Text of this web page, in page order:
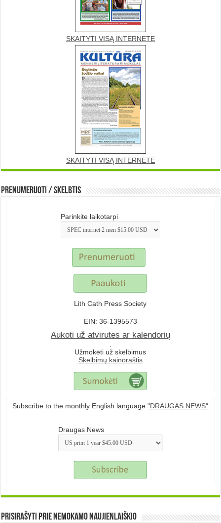
SKAITYTI VISĄ INTERNETE
SKAITYTI VISĄ INTERNETE
Prenumeruoti / Skelbtis
Parinkite laikotarpi
Lith Cath Press Society
EIN: 36-1395573
Aukoti už atvirutes ar kalendorių
.
Užmokėti už skelbimus
Skelbimų kainoraštis
.
Subscribe to the monthly English language"DRAUGAS NEWS"
Draugas News
Prisirašyti prie nemokamo naujienlaiškio